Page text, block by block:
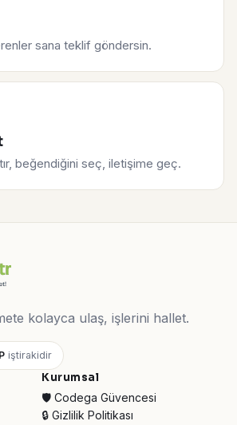
sana teklif göndersin.
beğendiğini seç, iletişime geç.
kolayca ulaş, işlerini hallet.
iştirakidir
Kurumsal
🛡️ Codega Güvencesi
🔒 Gizlilik Politikası